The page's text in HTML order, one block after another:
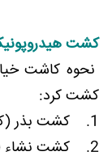
کشت
نحوه کاشت
کشت کرد:
1. کشت بذر (کشت مستقیم)
2. کشت نشاء (کشت خزانه‌ای)